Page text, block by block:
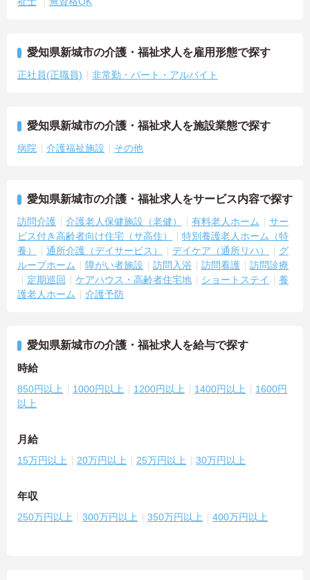
愛知県新城市の介護・福祉求人を雇用形態で探す
正社員(正職員) 非常勤・パート・アルバイト
愛知県新城市の介護・福祉求人を施設業態で探す
病院 介護福祉施設 その他
愛知県新城市の介護・福祉求人をサービス内容で探す
訪問介護 介護老人保健施設（老健） 有料老人ホーム
サー
ビス付き高齢者向け住宅（サ高住）
特別養護老人ホーム（特
養）
通所介護（デイサービス） デイケア（通所リハ）
グ
ループホーム
障がい者施設 訪問入浴 訪問看護
訪問診療
定期巡回
ケアハウス・高齢者住宅地 ショートステイ
養
護老人ホーム
介護予防
愛知県新城市の介護・福祉求人を給与で探す
時給
850円以上 1000円以上 1200円以上 1400円以上
1600円
以上
月給
15万円以上 20万円以上 25万円以上 30万円以上
年収
250万円以上 300万円以上 350万円以上 400万円以上